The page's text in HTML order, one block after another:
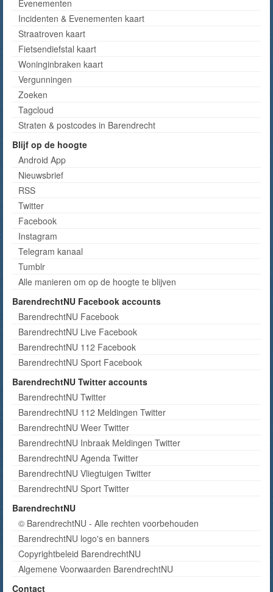
Evenementen
Incidenten & Evenementen kaart
Straatroven kaart
Fietsendiefstal kaart
Woninginbraken kaart
Vergunningen
Zoeken
Tagcloud
Straten & postcodes in Barendrecht
Blijf op de hoogte
Android App
Nieuwsbrief
RSS
Twitter
Facebook
Instagram
Telegram kanaal
Tumblr
Alle manieren om op de hoogte te blijven
BarendrechtNU Facebook accounts
BarendrechtNU Facebook
BarendrechtNU Live Facebook
BarendrechtNU 112 Facebook
BarendrechtNU Sport Facebook
BarendrechtNU Twitter accounts
BarendrechtNU Twitter
BarendrechtNU 112 Meldingen Twitter
BarendrechtNU Weer Twitter
BarendrechtNU Inbraak Meldingen Twitter
BarendrechtNU Agenda Twitter
BarendrechtNU Vliegtuigen Twitter
BarendrechtNU Sport Twitter
BarendrechtNU
© BarendrechtNU - Alle rechten voorbehouden
BarendrechtNU logo's en banners
Copyrightbeleid BarendrechtNU
Algemene Voorwaarden BarendrechtNU
Contact